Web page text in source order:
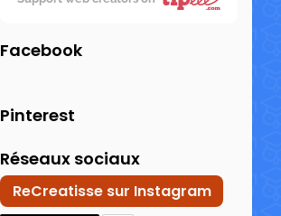
Facebook
Pinterest
Réseaux sociaux
ReCreatisse sur Instagram